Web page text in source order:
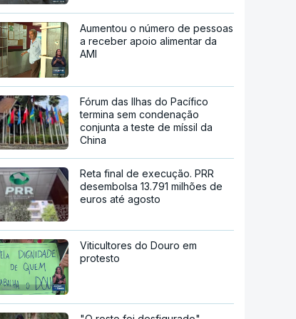
Aumentou o número de pessoas
a receber apoio alimentar da
AMI
Fórum das Ilhas do Pacífico
termina sem condenação
conjunta a teste de míssil da
China
Reta final de execução. PRR
desembolsa 13.791 milhões de
euros até agosto
Viticultores do Douro em
protesto